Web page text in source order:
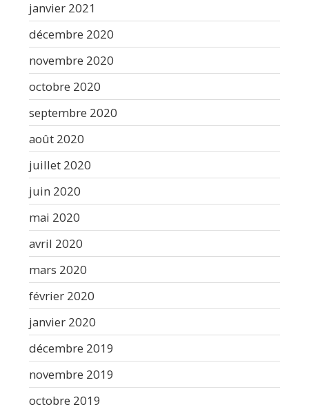
janvier 2021
décembre 2020
novembre 2020
octobre 2020
septembre 2020
août 2020
juillet 2020
juin 2020
mai 2020
avril 2020
mars 2020
février 2020
janvier 2020
décembre 2019
novembre 2019
octobre 2019